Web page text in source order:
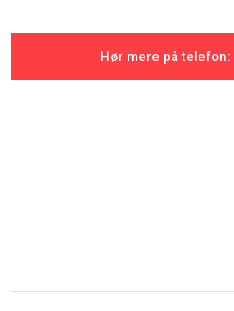
Hør mere på telefon: